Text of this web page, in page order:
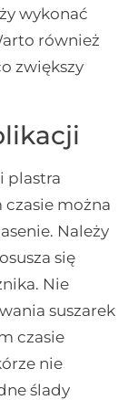
wykonać
również
zwiększy
plastra
czasie można
Należy
się
Nie
suszarek
czasie
nie
ślady